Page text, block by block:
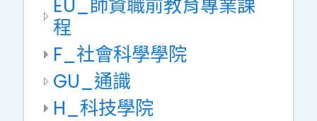
EU_師資職前教育專業課
程
F_社會科學學院
GU_通識
H_科技學院